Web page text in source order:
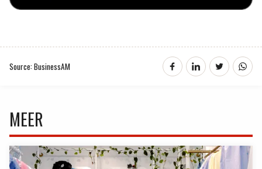
Source: BusinessAM
MEER